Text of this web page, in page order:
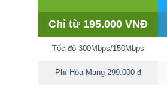
Chỉ từ 195.000 VNĐ
Tốc độ 300Mbps/150Mbps
Phí Hòa Mạng 299.000 đ